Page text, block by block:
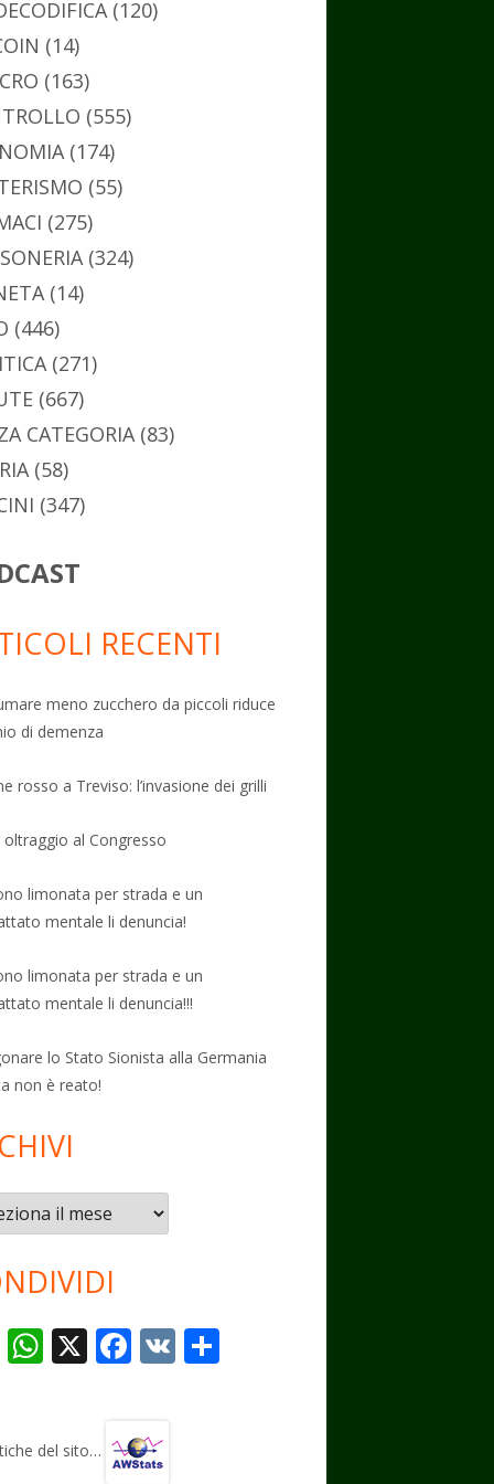
(120)
(14)
(163)
(555)
(174)
(55)
(275)
(324)
(14)
(446)
(271)
(667)
CATEGORIA(83)
(58)
(347)
RECENTI
meno zucchero da piccoli riduce
di demenza
rosso a Treviso: l’invasione dei grilli
oltraggio al Congresso
limonata per strada e un
mentale li denuncia!
limonata per strada e un
mentale li denuncia!!!
lo Stato Sionista alla Germania
non è reato!
T
gr
W
s
X F
b
V
del sito…